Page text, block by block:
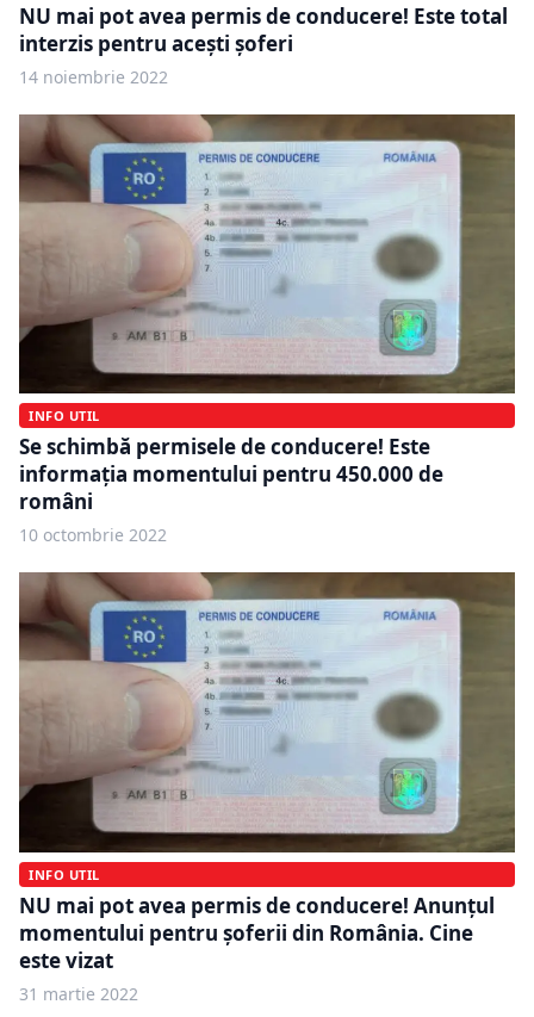
NU mai pot avea permis de conducere! Este total
interzis pentru acești șoferi
14 noiembrie 2022
INFO UTIL
Se schimbă permisele de conducere! Este
informația momentului pentru 450.000 de
români
10 octombrie 2022
INFO UTIL
NU mai pot avea permis de conducere! Anunțul
momentului pentru șoferii din România. Cine
este vizat
31 martie 2022